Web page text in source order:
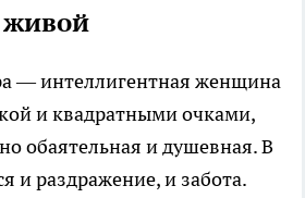
— интеллигентная женщина
и квадратными очками,
обаятельная и душевная. В
и раздражение, и забота.